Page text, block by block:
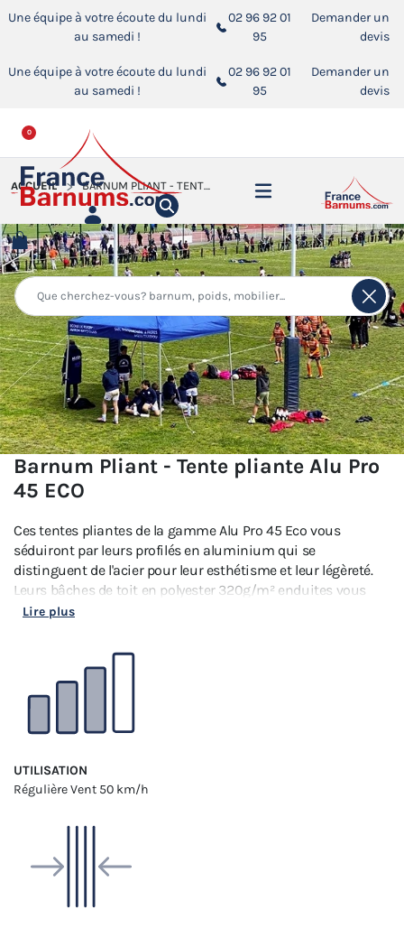
Une équipe à votre écoute du lundi
au samedi !
02 96 92 01
95
Demander un
devis
Une équipe à votre écoute du lundi
au samedi !
02 96 92 01
95
Demander un
devis
0
ACCUEIL BARNUM PLIANT - TENTE PLIANTE ALU PRO 45 ECO
Barnum Pliant - Tente pliante Alu Pro
45 ECO
Ces tentes pliantes de la gamme Alu Pro 45 Eco vous
séduiront par leurs profilés en aluminium qui se
distinguent de l'acier pour leur esthétisme et leur légèreté.
Leurs bâches de toit en polyester 320g/m² enduites vous
garantiront une parfaite étanchéité en cas de temps
Lire plus
UTILISATION
RégulièreVent 50 km/h